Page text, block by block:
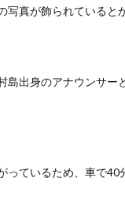
写真が飾られているとか
島出身のアナウンサー
っているため、車で40